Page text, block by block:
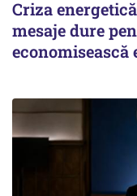
Criza
mesaje dure
economisească